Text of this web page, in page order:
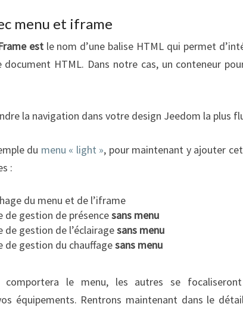
menu et iframe
estle nom d’une balise HTML qui permet
HTML. Dans notre cas, un conteneur
la navigation dans votre design Jeedom la plus
du menu « light », pour maintenant y ajouter
:
du menu et de l’iframe
de gestion de présencesans menu
de gestion de l’éclairagesans menu
de gestion du chauffagesans menu
le menu, les autres se focaliseront
équipements. Rentrons maintenant dans le